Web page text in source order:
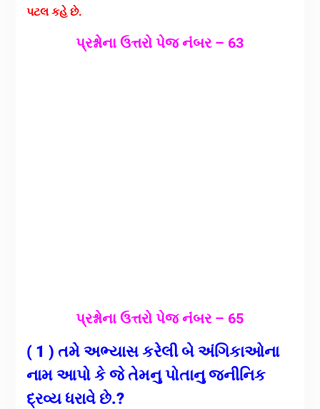
પટલ કહે છે.
પ્રશ્નોના ઉત્તરો પેજ નંંબર – 63
પ્રશ્નોના ઉત્તરો પેજ નંંબર – 65
( 1 ) તમે અભ્યાસ કરેલી બે અંગિકાઓના
નામ આપો કે જે તેમનુ પોતાનુ જનીનિક
દ્રવ્ય ધરાવે છે.?